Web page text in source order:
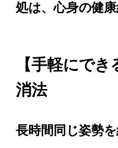
処は、心身の健康
【手軽にで
消法
長時間同じ姿勢